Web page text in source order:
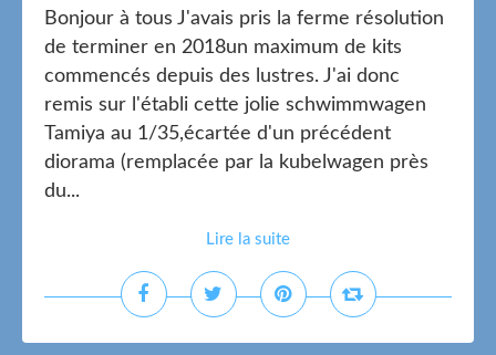
Bonjour à tous J'avais pris la ferme résolution
de terminer en 2018un maximum de kits
commencés depuis des lustres. J'ai donc
remis sur l'établi cette jolie schwimmwagen
Tamiya au 1/35,écartée d'un précédent
diorama (remplacée par la kubelwagen près
du...
Lire la suite